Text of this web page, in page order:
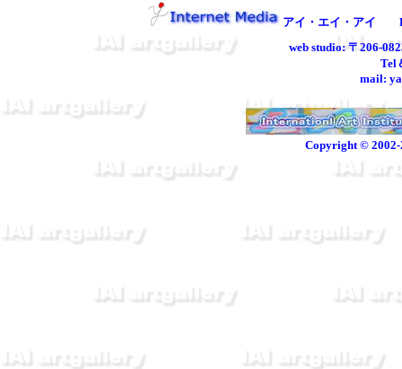
アイ・エイ・アイ
web studio: 〒206-
Tel
mail:
Copyright © 2002-